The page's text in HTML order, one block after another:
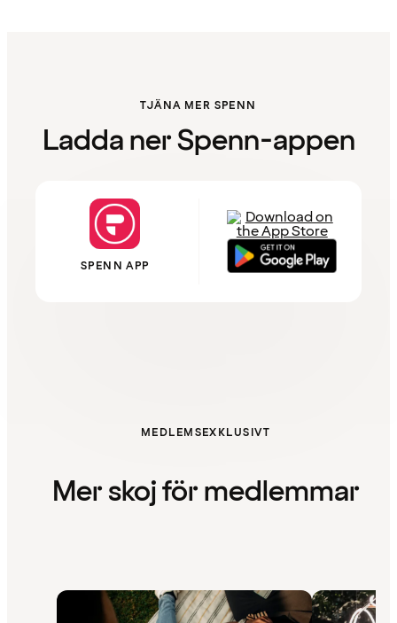
TJÄNA MER SPENN
Ladda ner Spenn-appen
SPENN APP
MEDLEMSEXKLUSIVT
Mer skoj för medlemmar